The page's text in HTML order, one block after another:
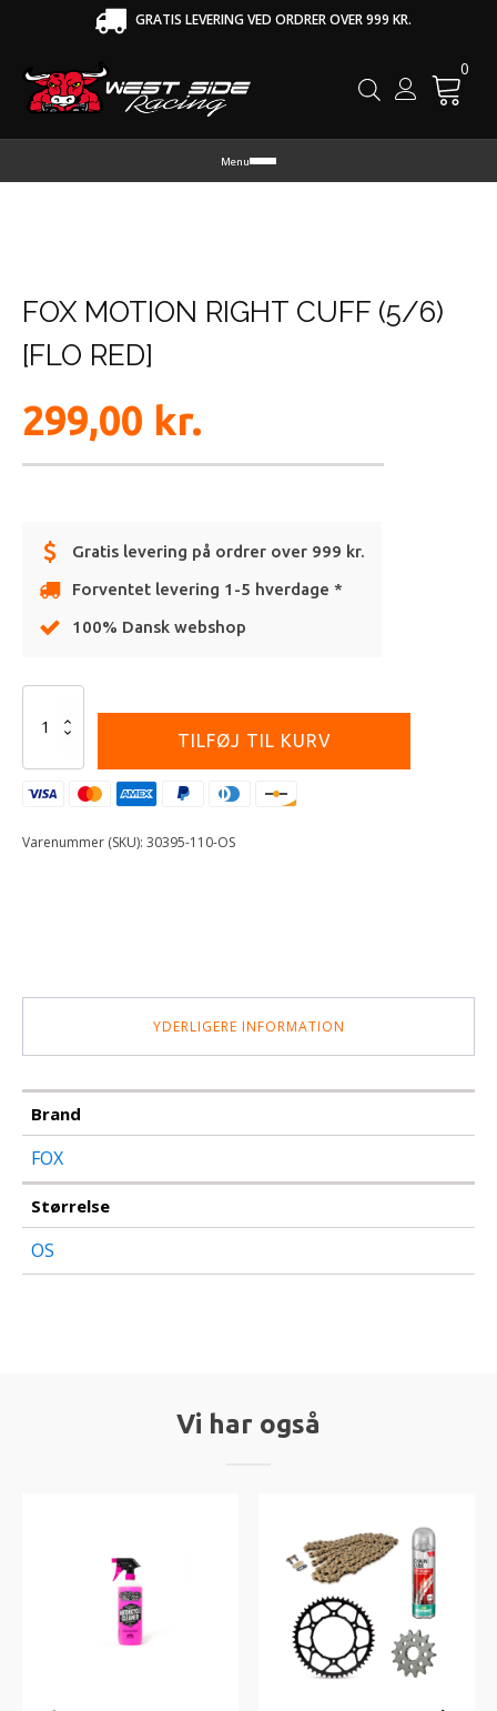
GRATIS LEVERING VED ORDRER OVER 999 KR.
0
Menu
FOX MOTION RIGHT CUFF (5/6)
[FLO RED]
299,00 kr.
Gratis levering på ordrer over 999 kr.
Forventet levering 1-5 hverdage *
100% Dansk webshop
MOTION
CUFF
(5/6)
antal
TILFØJ TIL KURV
Varenummer (SKU): 30395-110-OS
YDERLIGERE INFORMATION
Brand
FOX
Størrelse
OS
Vi har også